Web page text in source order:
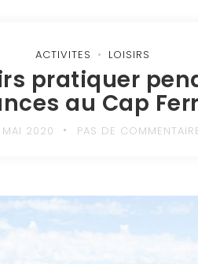
ACTIVITES LOISIRS
pratiquer
au Cap
2020 PAS DE